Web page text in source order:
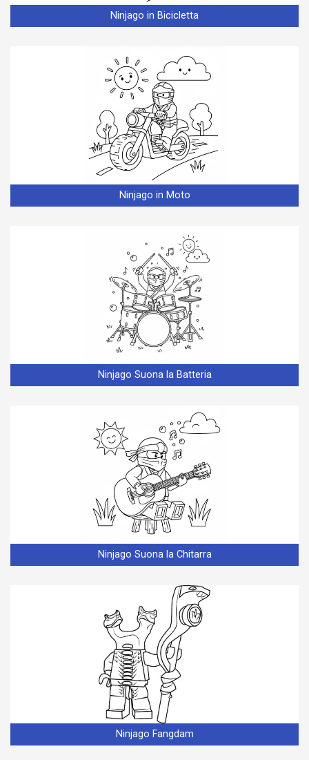
Ninjago in Bicicletta
Ninjago in Moto
Ninjago Suona la Batteria
Ninjago Suona la Chitarra
Ninjago Fangdam